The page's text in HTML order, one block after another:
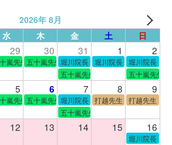
2026年 8月
水 木 金 土 日
29 30 31 1 2
嵐先生五十嵐先生堀川院長 堀川院長 堀川院長
五十嵐先生 五十嵐先生
5 6 7 8 9
嵐先生五十嵐先生堀川院長 打越先生
打越先生
五十嵐先生
12 13 14 15 16
堀川院長